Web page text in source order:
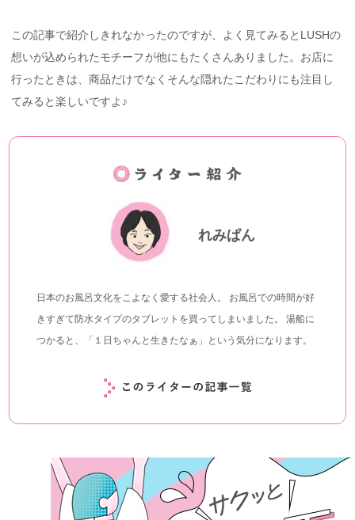
この記事で紹介しきれなかったのですが、よく見てみるとLUSHの
想いが込められたモチーフが他にもたくさんありました。お店に
行ったときは、商品だけでなくそんな隠れたこだわりにも注目し
てみると楽しいですよ♪
れみぱん
日本のお風呂文化をこよなく愛する社会人。 お風呂での時間が好
きすぎて防水タイプのタブレットを買ってしまいました。 湯船に
つかると、「１日ちゃんと生きたなぁ」という気分になります。